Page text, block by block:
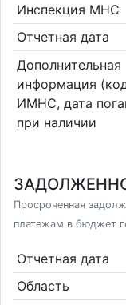
Инспекция МНС
Отчетная дата
Дополнительная
информация
ИМНС, дата
при наличии
Просроченная
платежам в бюджет
Отчетная дата
Область